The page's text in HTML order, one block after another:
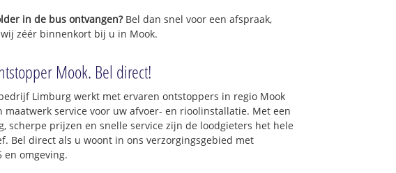
in de bus ontvangen?Bel dan snel voor een afspraak,
zéér binnenkort bij u in Mook.
Mook. Bel direct!
Limburg werkt met ervaren ontstoppers in regio Mook
maatwerk service voor uw afvoer- en rioolinstallatie. Met een
scherpe prijzen en snelle service zijn de loodgieters het hele
Bel direct als u woont in ons verzorgingsgebied met
en omgeving.